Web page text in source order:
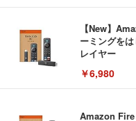
【New】
ーミングを
レイヤー
￥6,980
Amazon